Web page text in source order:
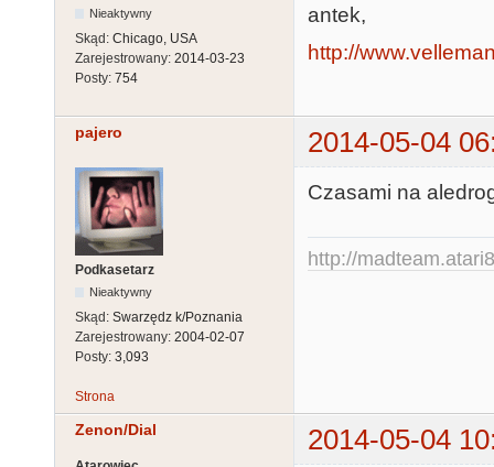
Nieaktywny
Skąd: Chicago, USA
Zarejestrowany: 2014-03-23
Posty: 754
antek,
http://
pajero 2014-05-04
Podkasetarz
Nieaktywny
Skąd: Swarzędz k/Poznania
Zarejestrowany: 2004-02-07
Posty: 3,093
Czasami na
http://
Strona
Zenon/Dial 2014-05-04